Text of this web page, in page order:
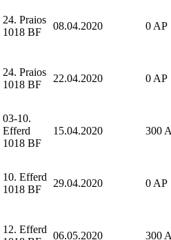
24. Praios
1018 BF
08.04.2020 0 AP
24. Praios
1018 BF
22.04.2020 0 AP
03-10.
Efferd
1018 BF
15.04.2020 300
10. Efferd
1018 BF
29.04.2020 0 AP
12. Efferd
06.05.2020 300